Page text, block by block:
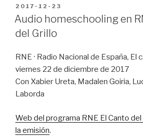
Errenteria”
PUBLICADO
EN
2017-12-23
Audio homeschooling en
del Grillo
RNE · Radio Nacional de España, El
viernes 22 de diciembre de 2017
Con Xabier Ureta, Madalen Goiria,
Laborda
Web del programa RNE El Canto
la emisión.